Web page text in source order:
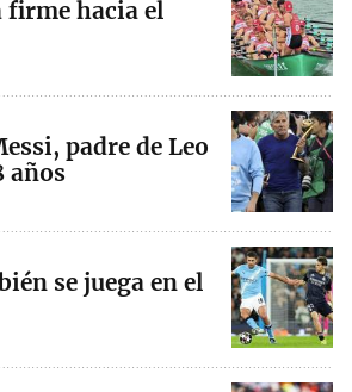
firme hacia el
padre de Leo
años
se juega en el